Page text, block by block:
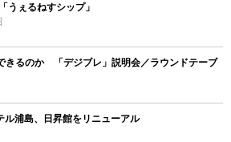
うぇるねすシップ」
きるのか 「デジブレ」説明会／ラウンドテーブ
浦島、日昇館をリニューアル